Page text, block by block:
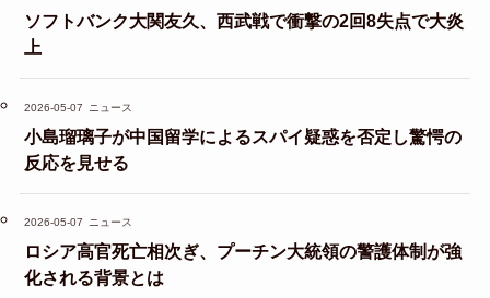
ソフトバンク大関友久、西武戦で衝撃の2回8失点で大炎
上
2026-05-07 ニュース
小島瑠璃子が中国留学によるスパイ疑惑を否定し驚愕の
反応を見せる
2026-05-07 ニュース
ロシア高官死亡相次ぎ、プーチン大統領の警護体制が強
化される背景とは